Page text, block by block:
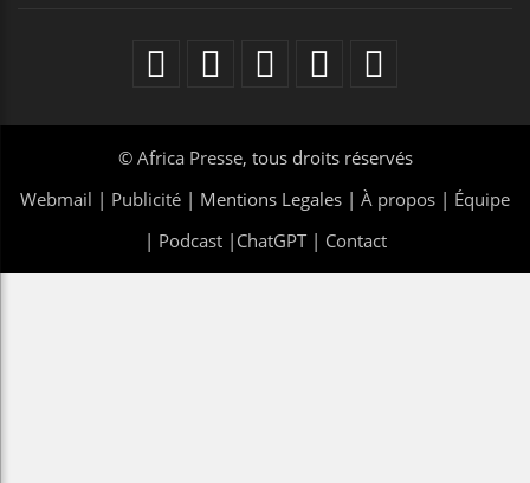
© Africa Presse, tous droits réservés
Webmail | Publicité | Mentions Legales | À propos | Équipe
| Podcast| ChatGPT| Contact